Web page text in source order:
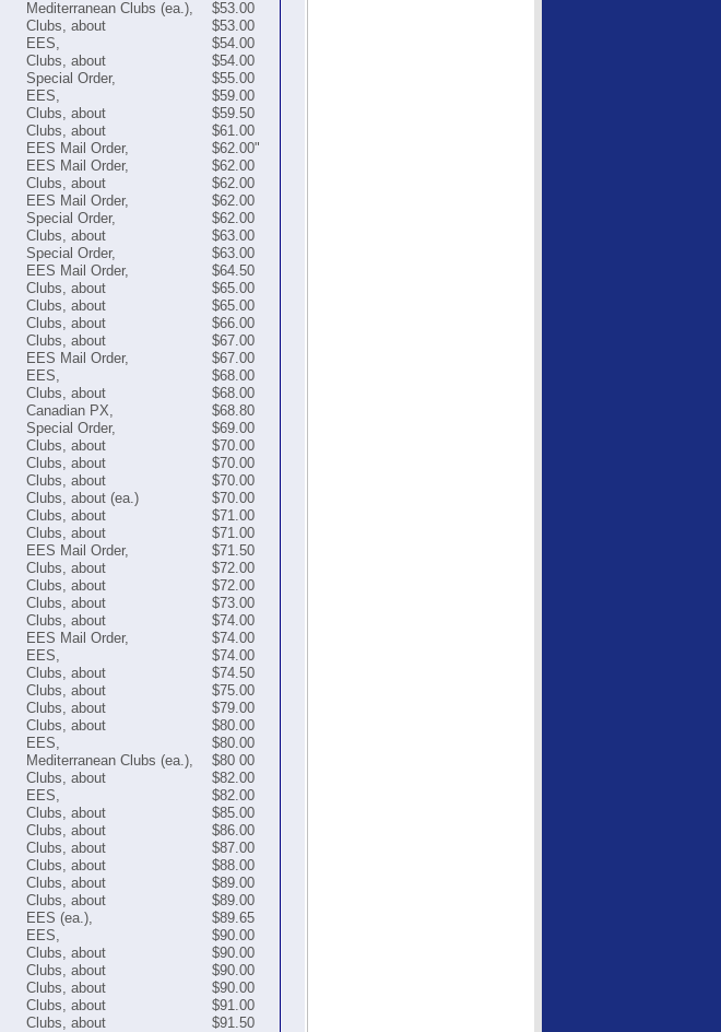
Mediterranean Clubs (ea.),
$53.00
Clubs, about
$53.00
EES,
$54.00
Clubs, about
$54.00
Special Order,
$55.00
EES,
$59.00
Clubs, about
$59.50
Clubs, about
$61.00
EES Mail Order,
$62.00"
EES Mail Order,
$62.00
Clubs, about
$62.00
EES Mail Order,
$62.00
Special Order,
$62.00
Clubs, about
$63.00
Special Order,
$63.00
EES Mail Order,
$64.50
Clubs, about
$65.00
Clubs, about
$65.00
Clubs, about
$66.00
Clubs, about
$67.00
EES Mail Order,
$67.00
EES,
$68.00
Clubs, about
$68.00
Canadian PX,
$68.80
Special Order,
$69.00
Clubs, about
$70.00
Clubs, about
$70.00
Clubs, about
$70.00
Clubs, about (ea.)
$70.00
Clubs, about
$71.00
Clubs, about
$71.00
EES Mail Order,
$71.50
Clubs, about
$72.00
Clubs, about
$72.00
Clubs, about
$73.00
Clubs, about
$74.00
EES Mail Order,
$74.00
EES,
$74.00
Clubs, about
$74.50
Clubs, about
$75.00
Clubs, about
$79.00
Clubs, about
$80.00
EES,
$80.00
Mediterranean Clubs (ea.),
$80 00
Clubs, about
$82.00
EES,
$82.00
Clubs, about
$85.00
Clubs, about
$86.00
Clubs, about
$87.00
Clubs, about
$88.00
Clubs, about
$89.00
Clubs, about
$89.00
EES (ea.),
$89.65
EES,
$90.00
Clubs, about
$90.00
Clubs, about
$90.00
Clubs, about
$90.00
Clubs, about
$91.00
Clubs, about
$91.50